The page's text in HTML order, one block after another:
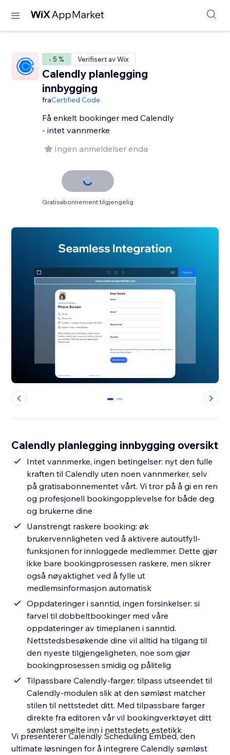
- 5 % Verifisert av Wix
Calendly planlegging
innbygging
fraCertified Code
Få enkelt bookinger med Calendly
- intet vannmerke
Ingen anmeldelser enda
Gratisabonnement tilgjengelig
0 1
Calendly planlegging innbygging oversikt
Intet vannmerke, ingen betingelser: nyt den fulle
kraften til Calendly uten noen vannmerker, selv
på gratisabonnementet vårt. Vi tror på å gi en ren
og profesjonell bookingopplevelse for både deg
og brukerne dine
Uanstrengt raskere booking: øk
brukervennligheten ved å aktivere autoutfyll-
funksjonen for innloggede medlemmer. Dette gjør
ikke bare bookingprosessen raskere, men sikrer
også nøyaktighet ved å fylle ut
medlemsinformasjon automatisk
Oppdateringer i sanntid, ingen forsinkelser: si
farvel til dobbeltbookinger med våre
oppdateringer av timeplanen i sanntid.
Nettstedsbesøkende dine vil alltid ha tilgang til
den nyeste tilgjengeligheten, noe som gjør
bookingprosessen smidig og pålitelig
Tilpassbare Calendly-farger: tilpass utseendet til
Calendly-modulen slik at den sømløst matcher
stilen til nettstedet ditt. Med tilpassbare farger
direkte fra editoren vår vil bookingverktøyet ditt
sømløst smelte inn i nettstedets estetikk
Vi presenterer Calendly Scheduling Embed, den
ultimate løsningen for å integrere Calendly sømløst